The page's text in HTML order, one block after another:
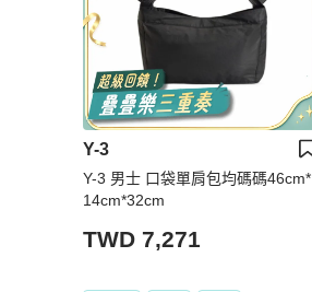
Y-3
Y-3 男士 口袋單肩包均碼碼46cm*
14cm*32cm
TWD 7,271